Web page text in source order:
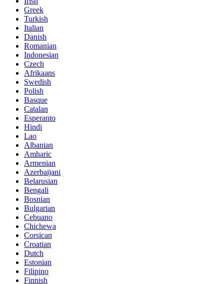
Greek
Turkish
Italian
Danish
Romanian
Indonesian
Czech
Afrikaans
Swedish
Polish
Basque
Catalan
Esperanto
Hindi
Lao
Albanian
Amharic
Armenian
Azerbaijani
Belarusian
Bengali
Bosnian
Bulgarian
Cebuano
Chichewa
Corsican
Croatian
Dutch
Estonian
Filipino
Finnish